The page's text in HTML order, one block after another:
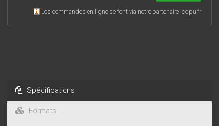
Les commandes en ligne se font via notre partenaire lcdpu.fr
Spécifications
Formats